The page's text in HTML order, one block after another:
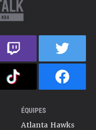
ÉQUIPES
Atlanta Hawks